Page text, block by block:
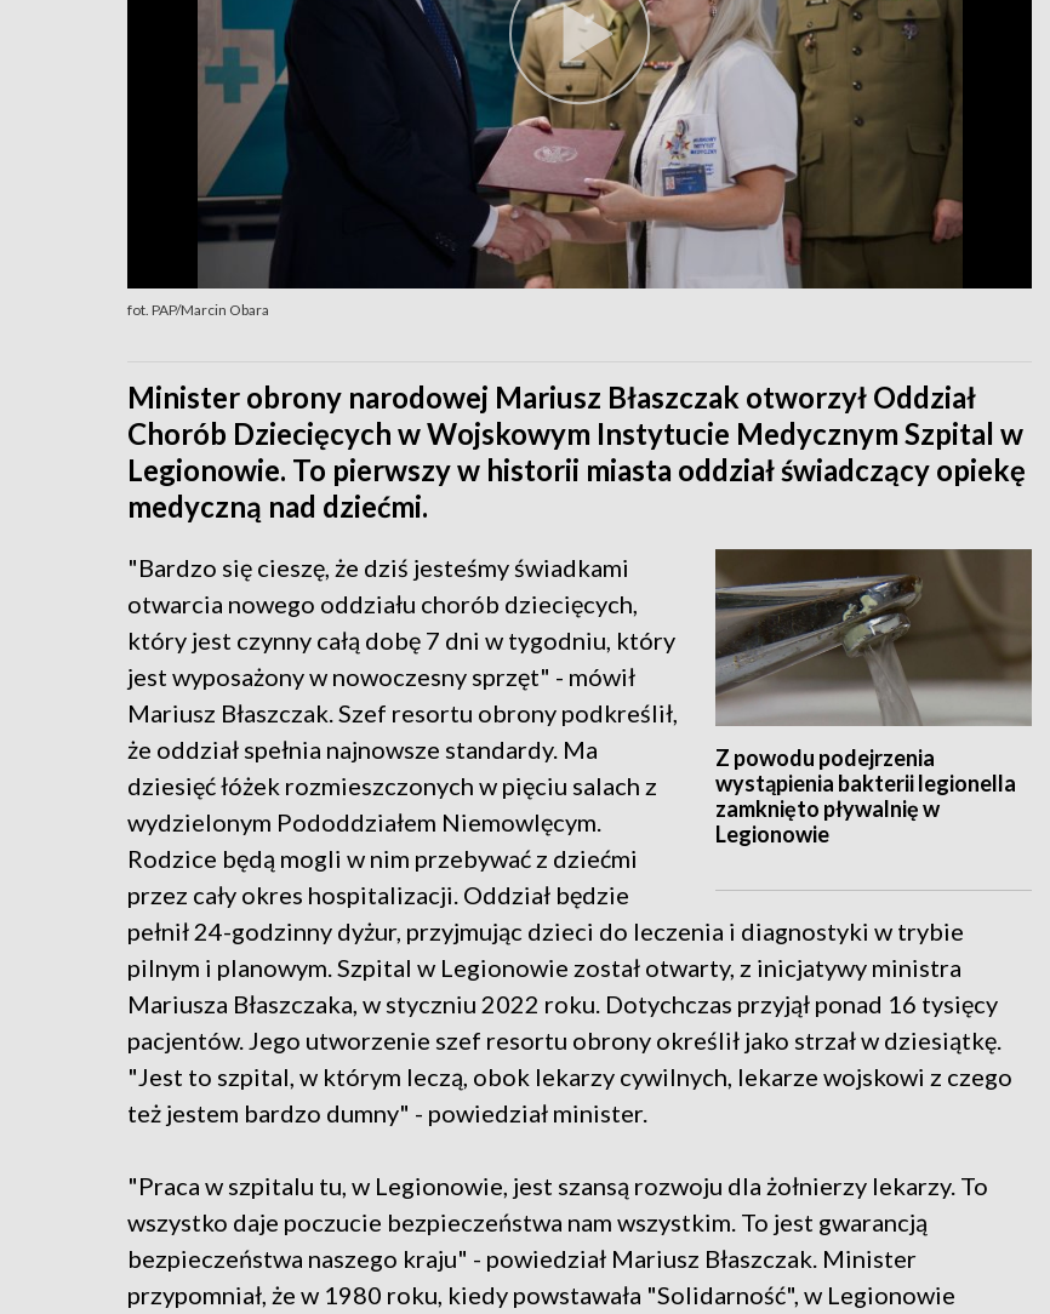
fot. PAP/Marcin Obara
Minister obrony narodowej Mariusz Błaszczak otworzył Oddział
Chorób Dziecięcych w Wojskowym Instytucie Medycznym Szpital w
Legionowie. To pierwszy w historii miasta oddział świadczący opiekę
medyczną nad dziećmi.
Z powodu podejrzenia
wystąpienia bakterii legionella
zamknięto pływalnię w
Legionowie
"Bardzo się cieszę, że dziś jesteśmy świadkami
otwarcia nowego oddziału chorób dziecięcych,
który jest czynny całą dobę 7 dni w tygodniu, który
jest wyposażony w nowoczesny sprzęt" - mówił
Mariusz Błaszczak. Szef resortu obrony podkreślił,
że oddział spełnia najnowsze standardy. Ma
dziesięć łóżek rozmieszczonych w pięciu salach z
wydzielonym Pododdziałem Niemowlęcym.
Rodzice będą mogli w nim przebywać z dziećmi
przez cały okres hospitalizacji. Oddział będzie
pełnił 24-godzinny dyżur, przyjmując dzieci do leczenia i diagnostyki w trybie
pilnym i planowym. Szpital w Legionowie został otwarty, z inicjatywy ministra
Mariusza Błaszczaka, w styczniu 2022 roku. Dotychczas przyjął ponad 16 tysięcy
pacjentów. Jego utworzenie szef resortu obrony określił jako strzał w dziesiątkę.
"Jest to szpital, w którym leczą, obok lekarzy cywilnych, lekarze wojskowi z czego
też jestem bardzo dumny" - powiedział minister.
"Praca w szpitalu tu, w Legionowie, jest szansą rozwoju dla żołnierzy lekarzy. To
wszystko daje poczucie bezpieczeństwa nam wszystkim. To jest gwarancją
bezpieczeństwa naszego kraju" - powiedział Mariusz Błaszczak. Minister
przypomniał, że w 1980 roku, kiedy powstawała "Solidarność", w Legionowie